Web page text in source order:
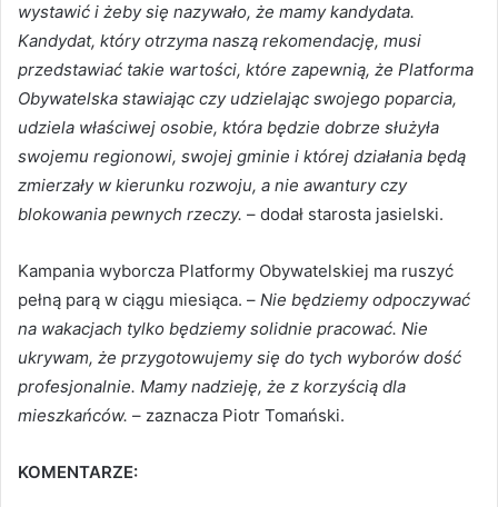
wystawić i żeby się nazywało, że mamy kandydata.
Kandydat, który otrzyma naszą rekomendację, musi
przedstawiać takie wartości, które zapewnią, że Platforma
Obywatelska stawiając czy udzielając swojego poparcia,
udziela właściwej osobie, która będzie dobrze służyła
swojemu regionowi, swojej gminie i której działania będą
zmierzały w kierunku rozwoju, a nie awantury czy
blokowania pewnych rzeczy. – dodał starosta jasielski.
Kampania wyborcza Platformy Obywatelskiej ma ruszyć
pełną parą w ciągu miesiąca. – Nie będziemy odpoczywać
na wakacjach tylko będziemy solidnie pracować. Nie
ukrywam, że przygotowujemy się do tych wyborów dość
profesjonalnie. Mamy nadzieję, że z korzyścią dla
mieszkańców. – zaznacza Piotr Tomański.
KOMENTARZE: